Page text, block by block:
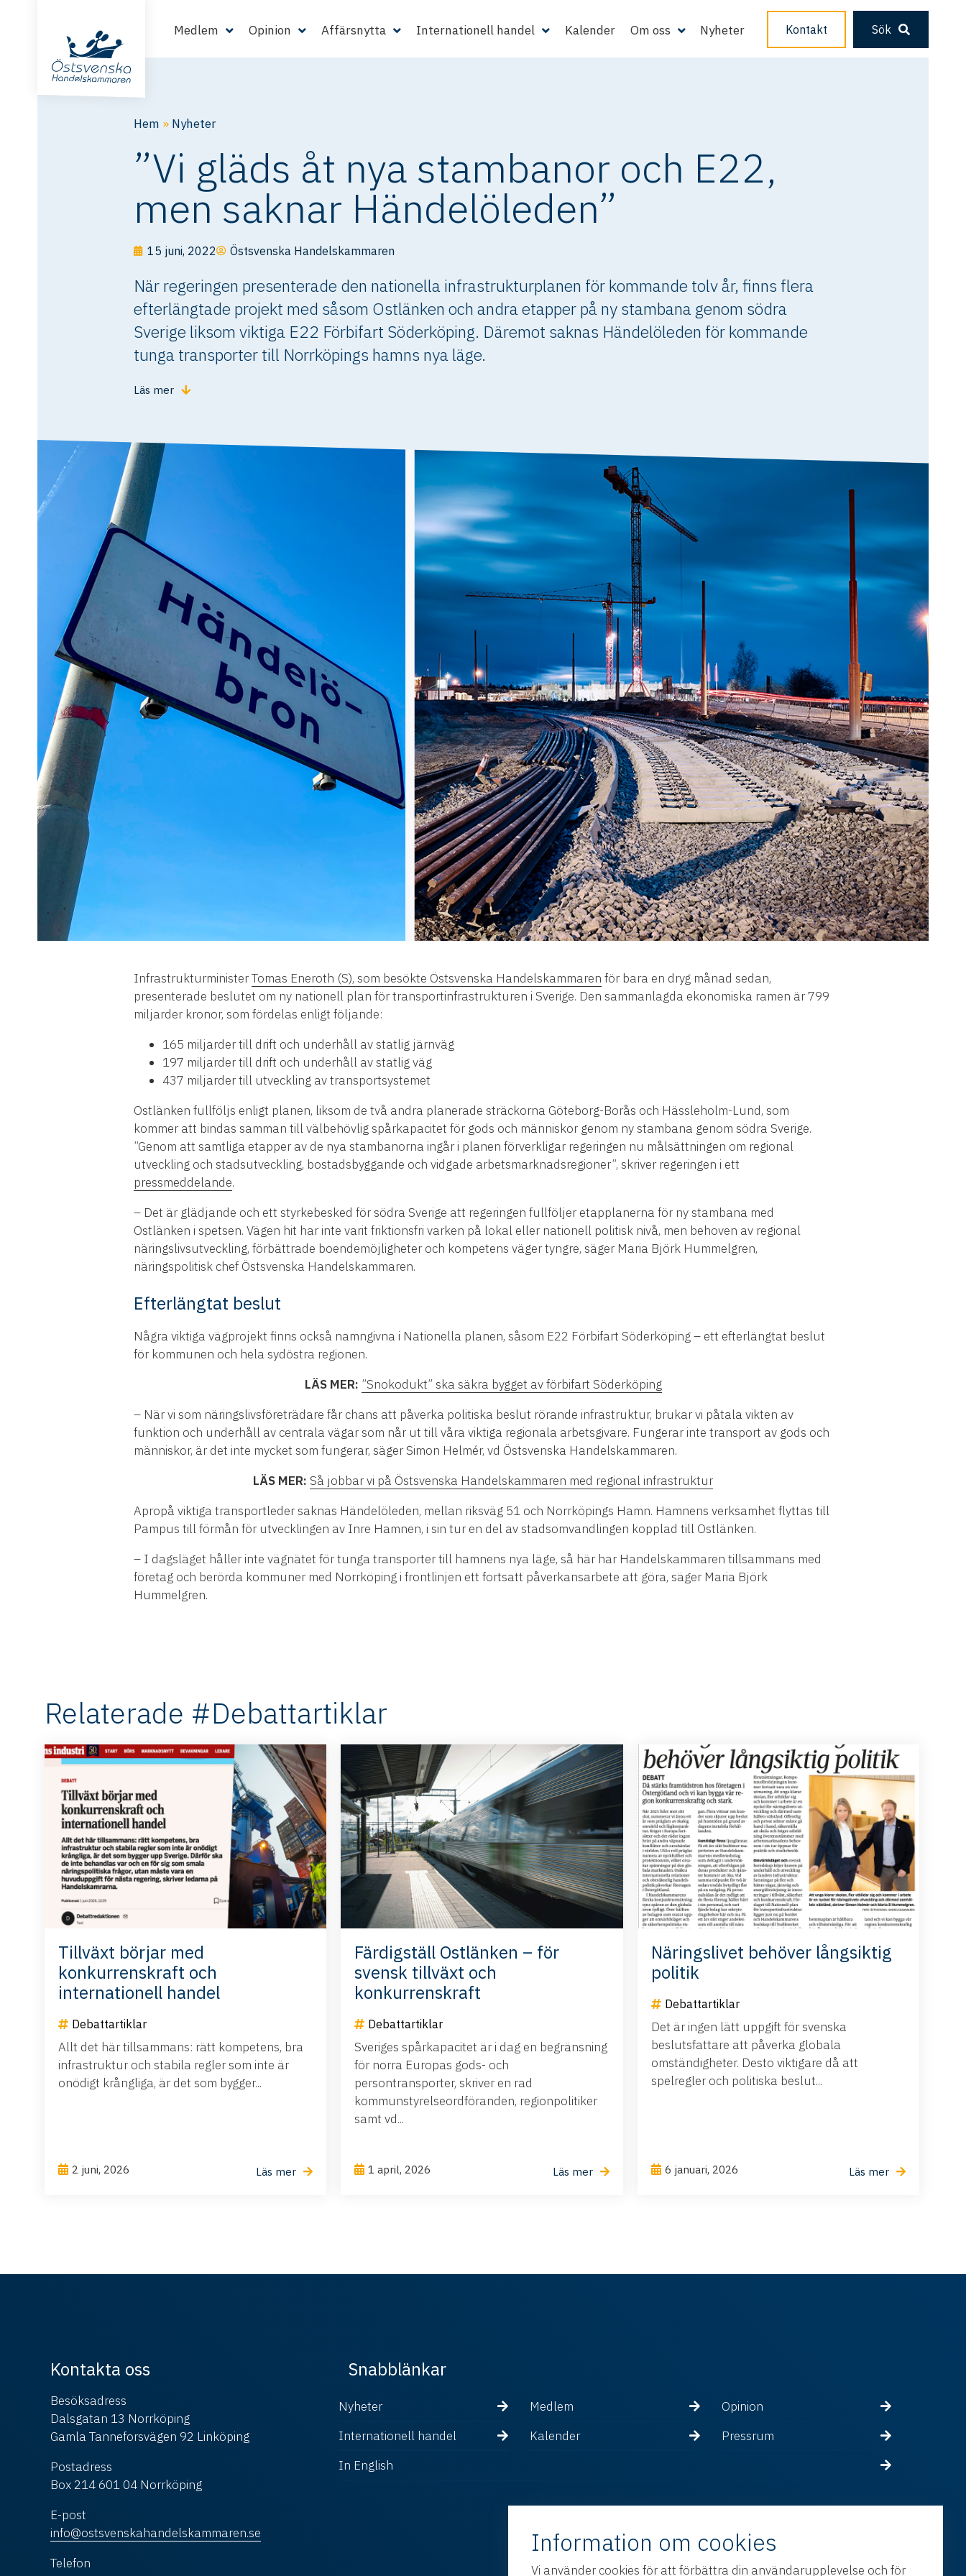
Medlem Opinion Affärsnytta Internationell handel Kalender Om oss Nyheter Kontakt Sök
Hem » Nyheter
”Vi gläds åt nya stambanor och E22,
men saknar Händelöleden”
15 juni, 2022 Östsvenska Handelskammaren
När regeringen presenterade den nationella infrastrukturplanen för kommande tolv år, finns flera
efterlängtade projekt med såsom Ostlänken och andra etapper på ny stambana genom södra
Sverige liksom viktiga E22 Förbifart Söderköping. Däremot saknas Händelöleden för kommande
tunga transporter till Norrköpings hamns nya läge.
Läs mer
InfrastrukturministerTomas Eneroth (S), som besökte Östsvenska Handelskammaren för bara en dryg månad sedan,
presenterade beslutet om ny nationell plan för transportinfrastrukturen i Sverige. Den sammanlagda ekonomiska ramen är 799
miljarder kronor, som fördelas enligt följande:
165 miljarder till drift och underhåll av statlig järnväg
197 miljarder till drift och underhåll av statlig väg
437 miljarder till utveckling av transportsystemet
Ostlänken fullföljs enligt planen, liksom de två andra planerade sträckorna Göteborg-Borås och Hässleholm-Lund, som
kommer att bindas samman till välbehövlig spårkapacitet för gods och människor genom ny stambana genom södra Sverige.
”Genom att samtliga etapper av de nya stambanorna ingår i planen förverkligar regeringen nu målsättningen om regional
utveckling och stadsutveckling, bostadsbyggande och vidgade arbetsmarknadsregioner”, skriver regeringen i ett
pressmeddelande.
– Det är glädjande och ett styrkebesked för södra Sverige att regeringen fullföljer etapplanerna för ny stambana med
Ostlänken i spetsen. Vägen hit har inte varit friktionsfri varken på lokal eller nationell politisk nivå, men behoven av regional
näringslivsutveckling, förbättrade boendemöjligheter och kompetens väger tyngre, säger Maria Björk Hummelgren,
näringspolitisk chef Östsvenska Handelskammaren.
Efterlängtat beslut
Några viktiga vägprojekt finns också namngivna i Nationella planen, såsom E22 Förbifart Söderköping – ett efterlängtat beslut
för kommunen och hela sydöstra regionen.
LÄS MER: ”Snokodukt” ska säkra bygget av förbifart Söderköping
– När vi som näringslivsföreträdare får chans att påverka politiska beslut rörande infrastruktur, brukar vi påtala vikten av
funktion och underhåll av centrala vägar som når ut till våra viktiga regionala arbetsgivare. Fungerar inte transport av gods och
människor, är det inte mycket som fungerar, säger Simon Helmér, vd Östsvenska Handelskammaren.
LÄS MER: Så jobbar vi på Östsvenska Handelskammaren med regional infrastruktur
Apropå viktiga transportleder saknas Händelöleden, mellan riksväg 51 och Norrköpings Hamn. Hamnens verksamhet flyttas till
Pampus till förmån för utvecklingen av Inre Hamnen, i sin tur en del av stadsomvandlingen kopplad till Ostlänken.
– I dagsläget håller inte vägnätet för tunga transporter till hamnens nya läge, så här har Handelskammaren tillsammans med
företag och berörda kommuner med Norrköping i frontlinjen ett fortsatt påverkansarbete att göra, säger Maria Björk
Hummelgren.
Relaterade #Debattartiklar
Tillväxt börjar med
konkurrenskraft och
internationell handel
Debattartiklar
Allt det här tillsammans: rätt kompetens, bra
infrastruktur och stabila regler som inte är
onödigt krångliga, är det som bygger...
2 juni, 2026 Läs mer
Färdigställ Ostlänken – för
svensk tillväxt och
konkurrenskraft
Debattartiklar
Sveriges spårkapacitet är i dag en begränsning
för norra Europas gods- och
persontransporter, skriver en rad
kommunstyrelseordföranden, regionpolitiker
samt vd...
1 april, 2026 Läs mer
Näringslivet behöver långsiktig
politik
Debattartiklar
Det är ingen lätt uppgift för svenska
beslutsfattare att påverka globala
omständigheter. Desto viktigare då att
spelregler och politiska beslut...
6 januari, 2026 Läs mer
Kontakta oss
Besöksadress
Dalsgatan 13 Norrköping
Gamla Tanneforsvägen 92 Linköping
Postadress
Box 214 601 04 Norrköping
E-post
info@ostsvenskahandelskammaren.se
Telefon
Snabblänkar
Nyheter Medlem
Opinion
Internationell handel
Kalender
Pressrum
In English
Information om cookies
Vi använder cookies för att förbättra din användarupplevelse och för